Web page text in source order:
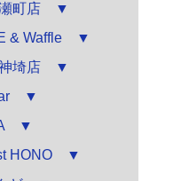
瀬町店 ▼
& Waffle ▼
神埼店 ▼
▼
▼
HONO ▼